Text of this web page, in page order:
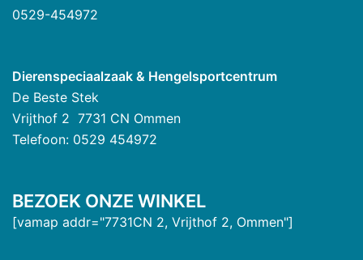
0529-454972
Dierenspeciaalzaak & Hengelsportcentrum
De Beste Stek
Vrijthof 2 7731 CN Ommen
Telefoon: 0529 454972
BEZOEK ONZE WINKEL
[vamap addr="7731CN 2, Vrijthof 2, Ommen"]